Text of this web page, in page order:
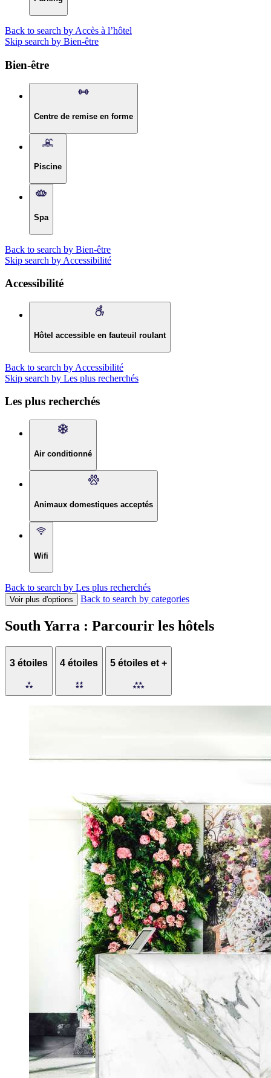
Back to search by Accès à l’hôtel
Skip search by Bien-être
Bien-être
Centre de remise en forme
Piscine
Spa
Back to search by Bien-être
Skip search by Accessibilité
Accessibilité
Hôtel accessible en fauteuil roulant
Back to search by Accessibilité
Skip search by Les plus recherchés
Les plus recherchés
Air conditionné
Animaux domestiques acceptés
Wifi
Back to search by Les plus recherchés
Voir plus d'options Back to search by categories
South Yarra : Parcourir les hôtels
3 étoiles 4 étoiles 5 étoiles et +